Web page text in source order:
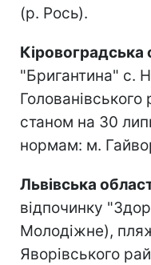
(р. Рось).
Кіровоградська
"Бригантина" с.
станом на 30
нормам: м.
Львівська
відпочинку
Молодіжне),
Яворівського